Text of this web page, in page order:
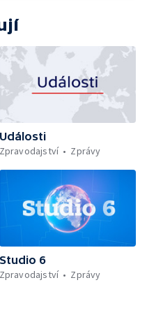
Události
Zpravodajství
Zprávy
Studio 6
Zpravodajství
Zprávy